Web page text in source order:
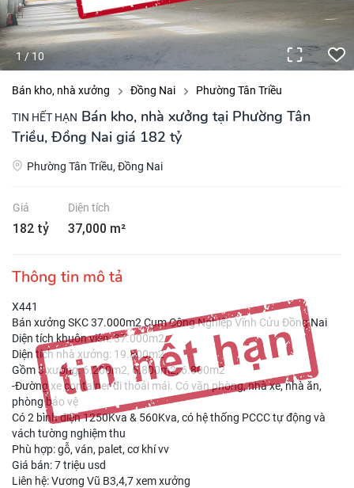
1/10
Bán kho, nhà xưởng Đồng Nai Phường Tân Triều
TIN HẾT HẠN Bán kho, nhà xưởng tại Phường Tân
Triều, Đồng Nai giá 182 tỷ
Phường Tân Triều, Đồng Nai
Giá
182 tỷ
Diện tích
37,000 m²
Thông tin mô tả
X441
Bán xưởng SKC 37.000m2 Cụm Công Nghiệp Vĩnh Cửu Đồng Nai
Diện tích khuôn viên: 37.000m2
Diện tích nhà xưởng: 19.800m2
Gồm 3 xưởng: 6.200m2, 6.800m2, 6.800m2
-Đường xe container đi thoải mái. Có văn phòng, nhà xe, nhà ăn,
phòng bảo vệ
Có 2 bình điện 1250Kva & 560Kva, có hệ thống PCCC tự động và
vách tường nghiệm thu
Phù hợp: gỗ, ván, palet, cơ khí vv
Giá bán: 7 triệu usd
Liên hệ: Vương Vũ B3,4,7 xem xưởng